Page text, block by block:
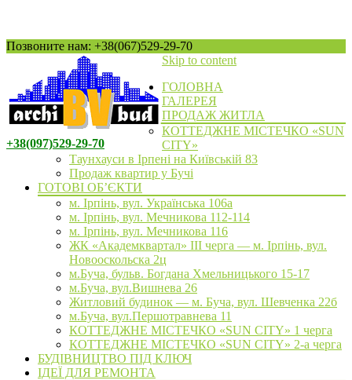
Позвоните нам: +38(067)529-29-70
+38(097)529-29-70
Skip to content
ГОЛОВНА
ГАЛЕРЕЯ
ПРОДАЖ ЖИТЛА
КОТТЕДЖНЕ МІСТЕЧКО «SUN
CITY»
Таунхауси в Ірпені на Київській 83
Продаж квартир у Бучі
ГОТОВІ ОБ’ЄКТИ
м. Ірпінь, вул. Українська 106а
м. Ірпінь, вул. Мечникова 112-114
м. Ірпінь, вул. Мечникова 116
ЖК «Академквартал» III черга — м. Ірпінь, вул.
Новооскольска 2ц
м.Буча, бульв. Богдана Хмельницького 15-17
м.Буча, вул.Вишнева 26
Житловий будинок — м. Буча, вул. Шевченка 22б
м.Буча, вул.Першотравнева 11
КОТТЕДЖНЕ МІСТЕЧКО «SUN CITY» 1 черга
КОТТЕДЖНЕ МІСТЕЧКО «SUN CITY» 2-а черга
БУДІВНИЦТВО ПІД КЛЮЧ
ІДЕЇ ДЛЯ РЕМОНТА